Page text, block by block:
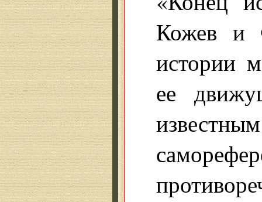
Кожев и
истории
ее